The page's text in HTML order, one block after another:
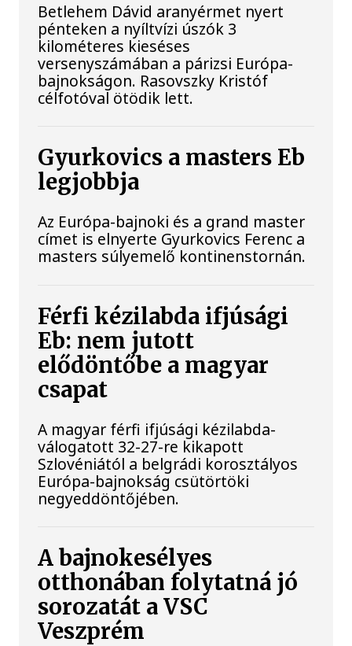
Betlehem Dávid aranyérmet nyert
pénteken a nyíltvízi úszók 3
kilométeres kieséses
versenyszámában a párizsi Európa-
bajnokságon. Rasovszky Kristóf
célfotóval ötödik lett.
Gyurkovics a masters Eb
legjobbja
Az Európa-bajnoki és a grand master
címet is elnyerte Gyurkovics Ferenc a
masters súlyemelő kontinenstornán.
Férfi kézilabda ifjúsági
Eb: nem jutott
elődöntőbe a magyar
csapat
A magyar férfi ifjúsági kézilabda-
válogatott 32-27-re kikapott
Szlovéniától a belgrádi korosztályos
Európa-bajnokság csütörtöki
negyeddöntőjében.
A bajnokesélyes
otthonában folytatná jó
sorozatát a VSC
Veszprém